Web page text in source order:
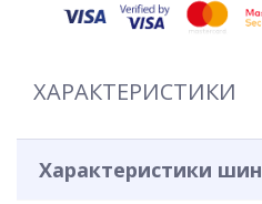
ХАРАКТЕРИСТИКИ
Характеристики шин